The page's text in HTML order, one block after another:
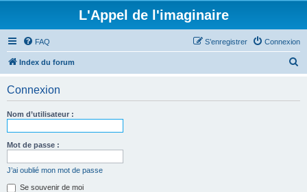
L'Appel de l'imaginaire
FAQ Connexion
S’enregistrer
Index du forum
Connexion
Nom d’utilisateur :
Mot de passe :
J’ai oublié mon mot de passe
Se souvenir de moi